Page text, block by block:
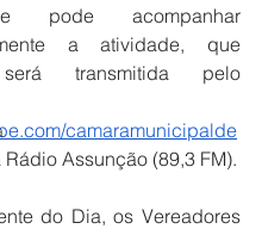
pode acompanhar
a atividade, que
transmitida pelo
camaramunicipalde
Assunção (89,3 FM).
do Dia, os Vereadores